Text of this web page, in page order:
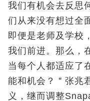
我们有机会去反思
们从来没有想过全
即便是老师及学校
我们前进。那么，
当每个人都适应了
能和机会？＂张兆
义，继而调整